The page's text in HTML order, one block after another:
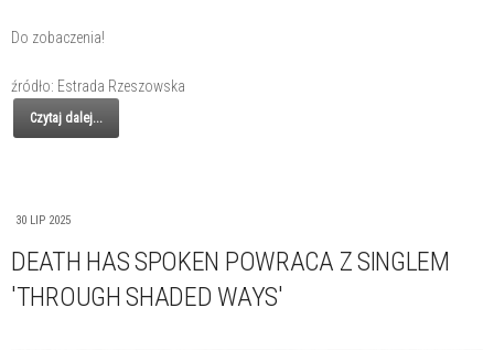
Do zobaczenia!
źródło: Estrada Rzeszowska
Czytaj dalej...
30 LIP 2025
DEATH HAS SPOKEN POWRACA Z SINGLEM
'THROUGH SHADED WAYS'